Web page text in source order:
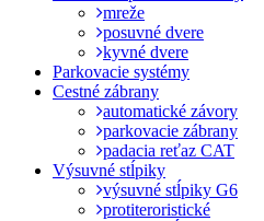
mreže
posuvné dvere
kyvné dvere
Parkovacie systémy
Cestné zábrany
automatické závory
parkovacie zábrany
padacia reťaz CAT
Výsuvné stĺpiky
výsuvné stĺpiky G6
protiteroristické